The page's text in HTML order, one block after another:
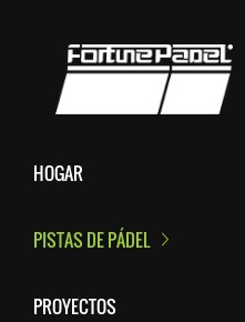
HOGAR
PISTAS DE PÁDEL
PROYECTOS